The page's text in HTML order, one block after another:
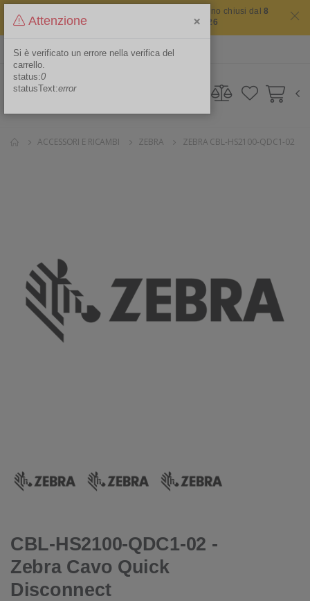
Il sito non chiude mai ma i nostri uffici saranno chiusi dal8
agosto 2026 al 16 agosto 2026
Area Riservata
ACCESSORI E RICAMBI ZEBRA ZEBRA CBL-HS2100-QDC1-02
CBL-HS2100-QDC1-02 -
Zebra Cavo Quick
Disconnect
Attenzione ×
Si è verificato un errore nella verifica del
carrello.
status:0
statusText:error